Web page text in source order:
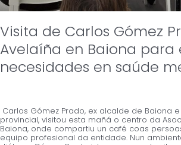
Visita de Carlos Gómez
Avelaíña en Baiona para
necesidades en saúde
Carlos Gómez Prado, ex alcalde de Baiona
provincial, visitou esta mañá o centro da
Baiona, onde compartiu un café coas
equipo profesional da entidade. Nun